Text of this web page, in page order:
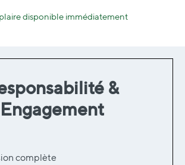
disponible immédiatement
&
Engagement
complète